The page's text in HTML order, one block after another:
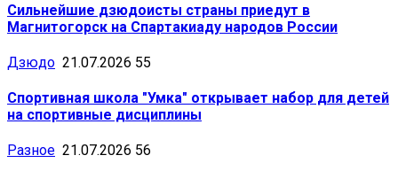
Сильнейшие дзюдоисты страны приедут в
Магнитогорск на Спартакиаду народов России
Дзюдо 21.07.2026 55
Спортивная школа "Умка" открывает набор для детей
на спортивные дисциплины
Разное 21.07.2026 56